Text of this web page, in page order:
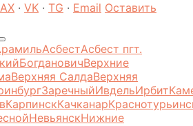
· VK · TG · Email Оставить
АсбестАсбест пгт.
БогдановичВерхние
Верхняя СалдаВерхняя
ЗаречныйИвдельИрбит
КарпинскКачканар
НевьянскНижние